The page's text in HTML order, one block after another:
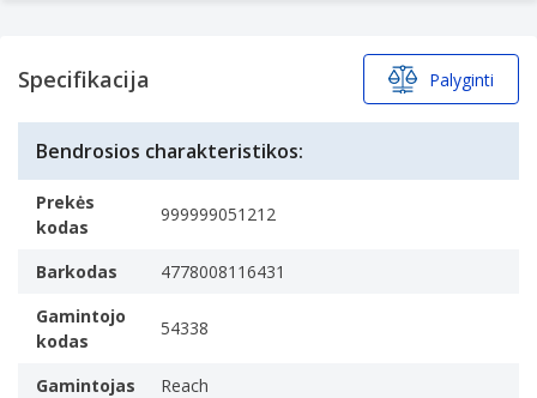
Specifikacija Palyginti
Bendrosios charakteristikos:
Prekės
kodas
999999051212
Barkodas
4778008116431
Gamintojo
kodas
54338
Gamintojas
Reach